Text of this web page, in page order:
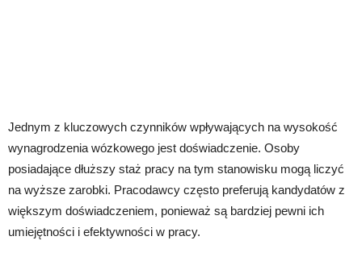
Jednym z kluczowych czynników wpływających na wysokość
wynagrodzenia wózkowego jest doświadczenie. Osoby
posiadające dłuższy staż pracy na tym stanowisku mogą liczyć
na wyższe zarobki. Pracodawcy często preferują kandydatów z
większym doświadczeniem, ponieważ są bardziej pewni ich
umiejętności i efektywności w pracy.